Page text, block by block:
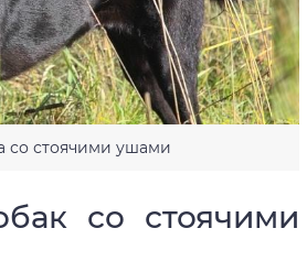
со стоячими ушами
со стоячими